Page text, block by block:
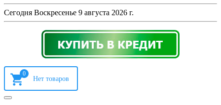
Сегодня Воскресенье 9 августа 2026 г.
0